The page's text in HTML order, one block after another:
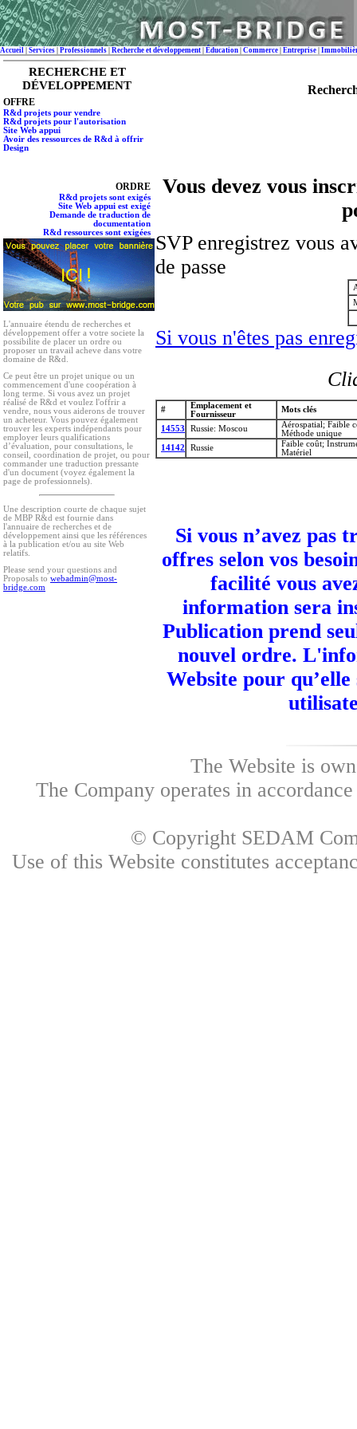
Accueil Services Professionnels Recherche et développement Éducation Commerce Entreprise
RECHERCHE ET
DÉVELOPPEMENT
OFFRE
R&d projets pour vendre
R&d projets pour l'autorisation
Site Web appui
Avoir des ressources de R&d à offrir
Design
ORDRE
R&d projets sont exigés
Site Web appui est exigé
Demande de traduction de
documentation
R&d ressources sont exigées
L'annuaire étendu de recherches et
développement offer a votre societe la
possibilite de placer un ordre ou
proposer un travail acheve dans votre
domaine de R&d.
Ce peut être un projet unique ou un
commencement d'une coopération à
long terme. Si vous avez un projet
réalisé de R&d et voulez l'offrir a
vendre, nous vous aiderons de trouver
un acheteur. Vous pouvez également
trouver les experts indépendants pour
employer leurs qualifications
d’évaluation, pour consultations, le
conseil, coordination de projet, ou pour
commander une traduction pressante
d'un document (voyez également la
page de professionnels).
Une description courte de chaque sujet
de MBP R&d est fournie dans
l'annuaire de recherches et de
développement ainsi que les références
à la publication et/ou au site Web
relatifs.
Please send your questions and
Proposals to webadmin@most-
bridge.com
Vous devez vous
SVP enregistrez vous
de passe
Si vous n'êtes pas
#
Emplacement et
Fournisseur
Mots clés
14553 Russie: Moscou
Aérospatial; Faible
Méthode unique
14142
Russie
Faible coût;
Matériel
Si vous n’avez pas
offres selon vos
facilité vous
information sera
Publication prend
nouvel ordre.
Website pour
The Website is
The Company operates in
© Copyright SEDAM
Use of this Website constitutes